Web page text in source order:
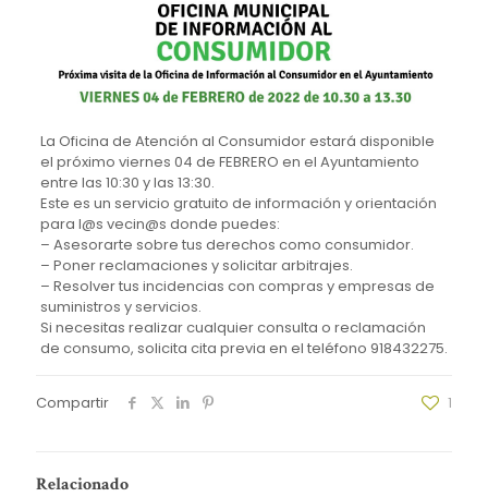
La Oficina de Atención al Consumidor estará disponible
el próximo viernes 04 de FEBRERO en el Ayuntamiento
entre las 10:30 y las 13:30.
Este es un servicio gratuito de información y orientación
para l@s vecin@s donde puedes:
– Asesorarte sobre tus derechos como consumidor.
– Poner reclamaciones y solicitar arbitrajes.
– Resolver tus incidencias con compras y empresas de
suministros y servicios.
Si necesitas realizar cualquier consulta o reclamación
de consumo, solicita cita previa en el teléfono 918432275.
Compartir 1
Relacionado